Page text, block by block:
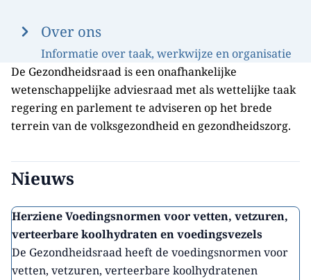
Over ons
Informatie over taak, werkwijze en organisatie
De Gezondheidsraad is een onafhankelijke
wetenschappelijke adviesraad met als wettelijke taak
regering en parlement te adviseren op het brede
terrein van de volksgezondheid en gezondheidszorg.
Nieuws
Herziene Voedingsnormen voor vetten, vetzuren,
verteerbare koolhydraten en voedingsvezels
De Gezondheidsraad heeft de voedingsnormen voor
vetten, vetzuren, verteerbare koolhydratenen